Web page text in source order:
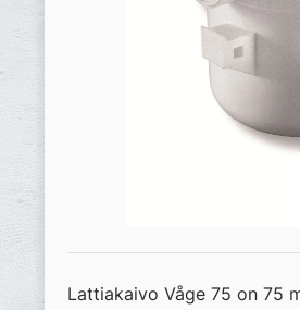
Lattiakaivo Våge 75 on 75